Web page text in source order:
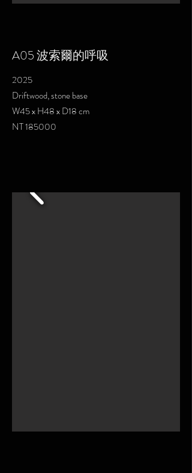
A05 波索爾的呼吸
2025
Driftwood, stone base
W45 x H48 x D18 cm
NT 185000